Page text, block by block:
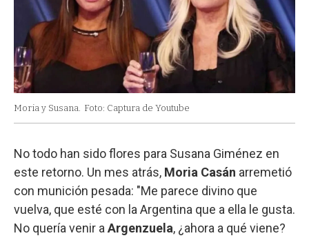
Moria y Susana. Foto: Captura de Youtube
No todo han sido flores para Susana Giménez en
este retorno. Un mes atrás, Moria Casán arremetió
con munición pesada: "Me parece divino que
vuelva, que esté con la Argentina que a ella le gusta.
No quería venir aArgenzuela, ¿ahora a qué viene?